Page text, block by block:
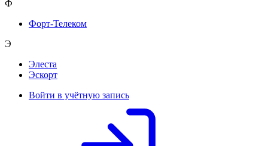
Ф
Форт-Телеком
Э
Элеста
Эскорт
Войти в учётную запись